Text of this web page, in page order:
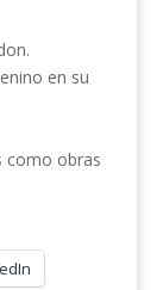
en su
como obras